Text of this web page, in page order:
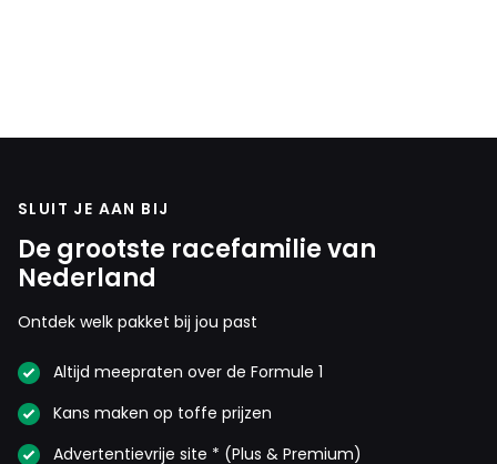
SLUIT JE AAN BIJ
De grootste racefamilie van
Nederland
Ontdek welk pakket bij jou past
Altijd meepraten over de Formule 1
Kans maken op toffe prijzen
Advertentievrije site * (Plus & Premium)